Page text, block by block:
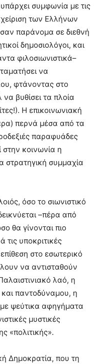
συμφωνία με τις
των Ελλήνων
παράνομα σε διεθνή
δημοσιολόγοι, και
φιλοσιωνιστικά–
να
φτάνοντας στο
βυθίσει τα πλοία
Η επικοινωνιακή
περνά μέσα από τα
παραφυάδες
στην κοινωνία η
στρατηγική συμμαχία
όσο το σιωνιστικό
–πέρα από
θα γίνονται πιο
τις υποκριτικές
στο εσωτερικό
να αντισταθούν
λαό, η
παντοδύναμου, η
ψεύτικα αφηγήματα
μυστικές
«πολιτικής».
Δημοκρατία, που τη